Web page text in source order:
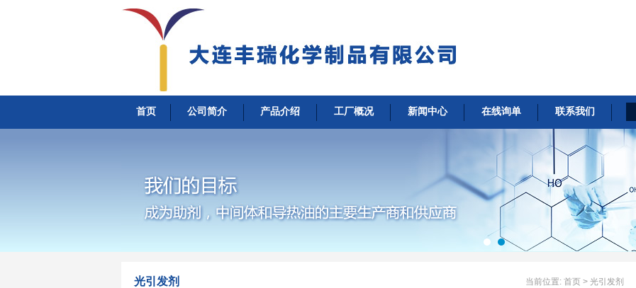
首页 公司简介 产品介绍 工厂概况 新闻中心 在线询单 联系我们
光引发剂 当前位置: 首页 > 光引发剂